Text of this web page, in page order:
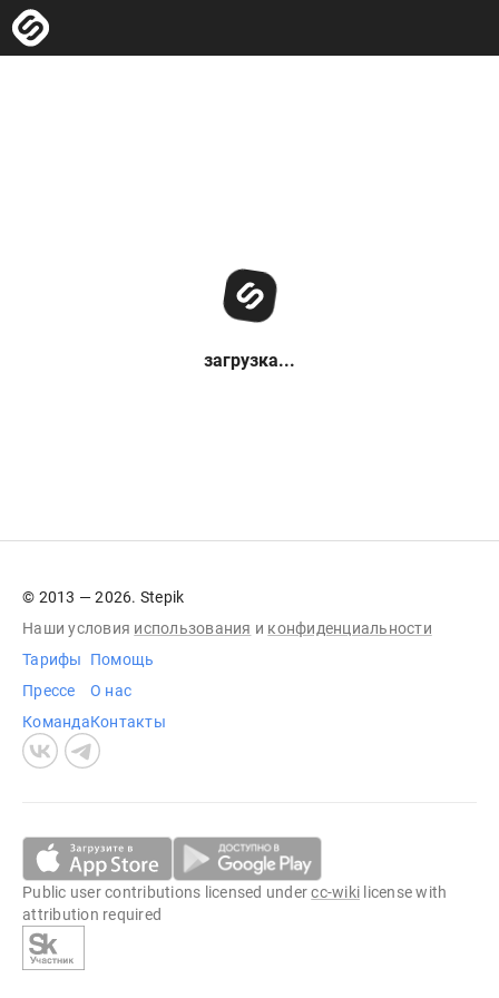
загрузка...
© 2013 — 2026. Stepik
Наши условия использования и конфиденциальности
Тарифы
Прессе
Команда
Помощь
О нас
Контакты
Public user contributions licensed undercc-wiki license with
attribution required